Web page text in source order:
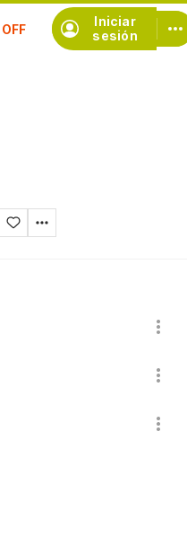
Iniciar
sesión